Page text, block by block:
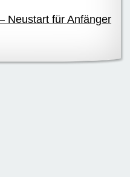
Neustart für Anfänger